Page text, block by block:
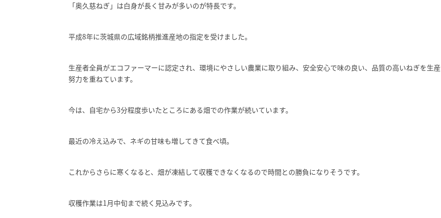
「奥久慈ねぎ」は白身が長く甘みが多いのが特長です。
平成8年に茨城県の広域銘柄推進産地の指定を受けました。
生産者全員がエコファーマーに認定され、環境にやさしい農業に取り組み、安全安心で味の良い、品質の高いねぎを生
努力を重ねています。
今は、自宅から3分程度歩いたところにある畑での作業が続いています。
最近の冷え込みで、ネギの甘味も増してきて食べ頃。
これからさらに寒くなると、畑が凍結して収穫できなくなるので時間との勝負になりそうです。
収穫作業は1月中旬まで続く見込みです。